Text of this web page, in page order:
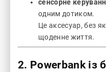
сенсорне
одним дотиком.
Це аксесуар, без
щоденне життя.
2. Powerbank із